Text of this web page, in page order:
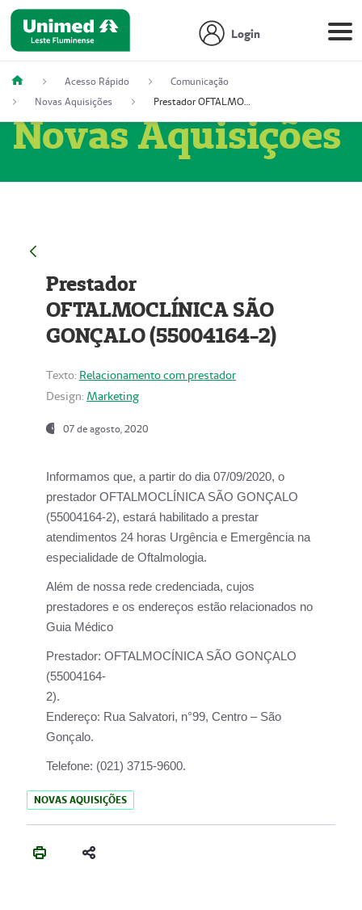
Login
Acesso Rápido
Comunicação
Novas Aquisições
Prestador OFTALMOCLÍNICA SÃO GONÇALO (55004164-2)
Novas Aquisições
Prestador
OFTALMOCLÍNICA SÃO
GONÇALO (55004164-2)
Texto: Relacionamento com prestador
Design: Marketing
07 de agosto, 2020
Informamos que, a partir do dia 07/09/2020, o
prestador OFTALMOCLÍNICA SÃO GONÇALO
(55004164-2), estará habilitado a prestar
atendimentos 24 horas Urgência e Emergência na
especialidade de Oftalmologia.
Além de nossa rede credenciada, cujos
prestadores e os endereços estão relacionados no
Guia Médico
Prestador: OFTALMOCÍNICA SÃO GONÇALO
(55004164-
2).
Endereço: Rua Salvatori, n°99, Centro – São
Gonçalo.
Telefone: (021) 3715-9600.
NOVAS AQUISIÇÕES